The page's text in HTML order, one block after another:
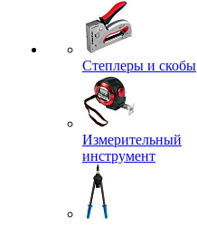
Степлеры и скобы
Измерительный
инструмент